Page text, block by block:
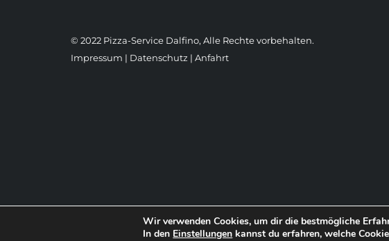
© 2022 Pizza-Service Dalfino, Alle Rechte vorbehalten.
Impressum | Datenschutz | Anfahrt
Wir verwenden Cookies, um dir die bestmögliche
In den Einstellungen kannst du erfahren, welche